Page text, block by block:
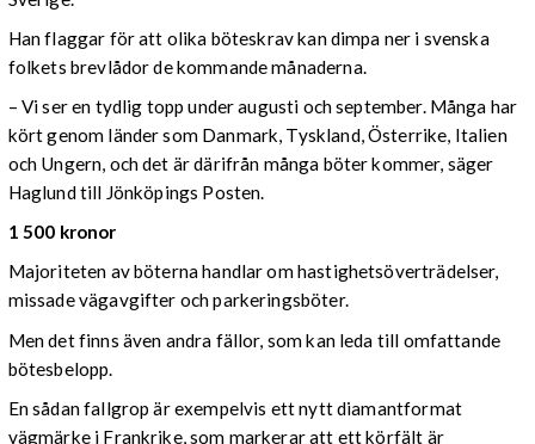
Han flaggar för att olika böteskrav kan dimpa ner i svenska
folkets brevlådor de kommande månaderna.
– Vi ser en tydlig topp under augusti och september. Många har
kört genom länder som Danmark, Tyskland, Österrike, Italien
och Ungern, och det är därifrån många böter kommer, säger
Haglund till Jönköpings Posten.
1 500 kronor
Majoriteten av böterna handlar om hastighetsöverträdelser,
missade vägavgifter och parkeringsböter.
Men det finns även andra fällor, som kan leda till omfattande
bötesbelopp.
En sådan fallgrop är exempelvis ett nytt diamantformat
vägmärke i Frankrike, som markerar att ett körfält är